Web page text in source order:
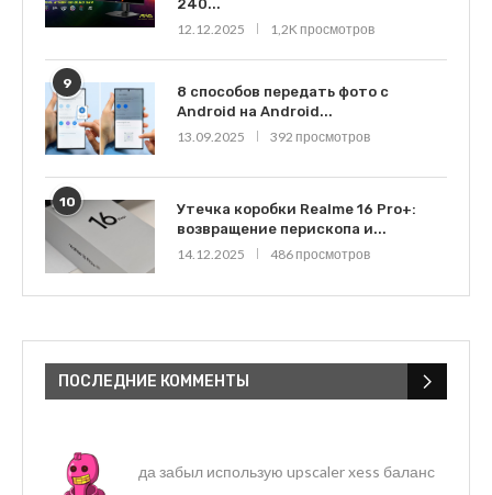
240...
12.12.2025
1,2K просмотров
9
8 способов передать фото с
Android на Android...
13.09.2025
392 просмотров
10
Утечка коробки Realme 16 Pro+:
возвращение перископа и...
14.12.2025
486 просмотров
ПОСЛЕДНИЕ КОММЕНТЫ
да забыл использую upscaler xess баланс